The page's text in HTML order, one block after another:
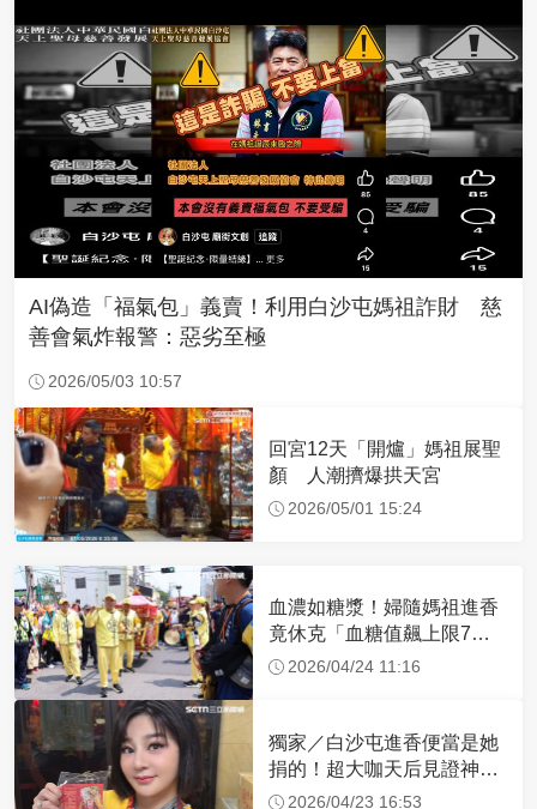
AI偽造「福氣包」義賣！利用白沙屯媽祖詐財 慈
善會氣炸報警：惡劣至極
2026/05/03 10:57
回宮12天「開爐」媽祖展聖
顏 人潮擠爆拱天宮
2026/05/01 15:24
血濃如糖漿！婦隨媽祖進香
竟休克「血糖值飆上限7
倍」 醫曝原因
2026/04/24 11:16
獨家／白沙屯進香便當是她
捐的！超大咖天后見證神
蹟 一靠近媽祖就爆哭
2026/04/23 16:53